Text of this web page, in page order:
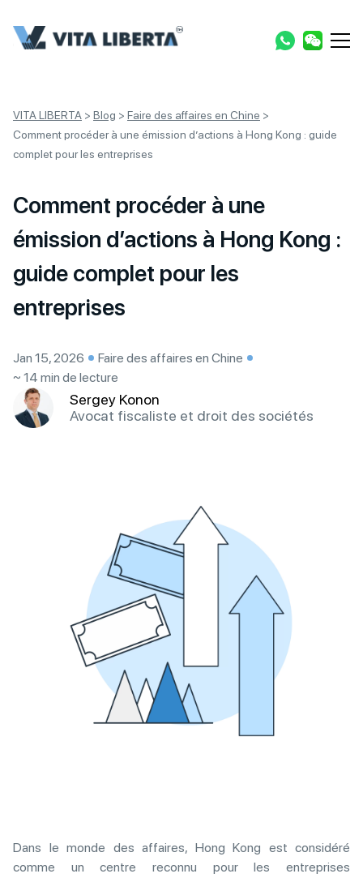
VITA LIBERTA > Blog > Faire des affaires en Chine >
Comment procéder à une émission d’actions à Hong Kong : guide
complet pour les entreprises
Comment procéder à une
émission d’actions à Hong Kong :
guide complet pour les
entreprises
Jan 15, 2026
Faire des affaires en Chine
~ 14 min de lecture
Sergey Konon
Avocat fiscaliste et droit des sociétés
Dans le monde des affaires, Hong Kong est considéré
comme un centre reconnu pour les entreprises